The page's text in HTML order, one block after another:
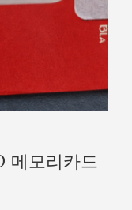
메모리카드